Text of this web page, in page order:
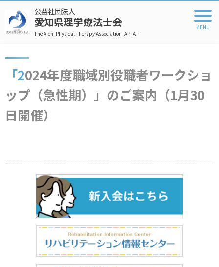
公益社団法人
愛知県理学療法士会
The Aichi Physical Therapy Association -APTA-
「2024年度職域別役職者ワークショ
ップ（急性期）」のご案内（1月30
日開催）